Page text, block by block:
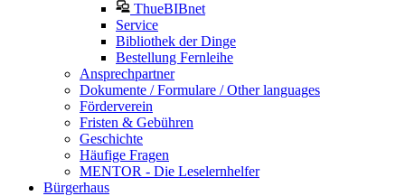
ThueBIBnet
Service
Bibliothek der Dinge
Bestellung Fernleihe
Ansprechpartner
Dokumente / Formulare / Other languages
Förderverein
Fristen & Gebühren
Geschichte
Häufige Fragen
MENTOR - Die Leselernhelfer
Bürgerhaus